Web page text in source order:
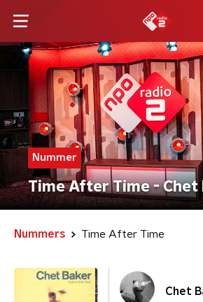
Nummer
Time After Time - Chet
Nummers Time After Time
Chet